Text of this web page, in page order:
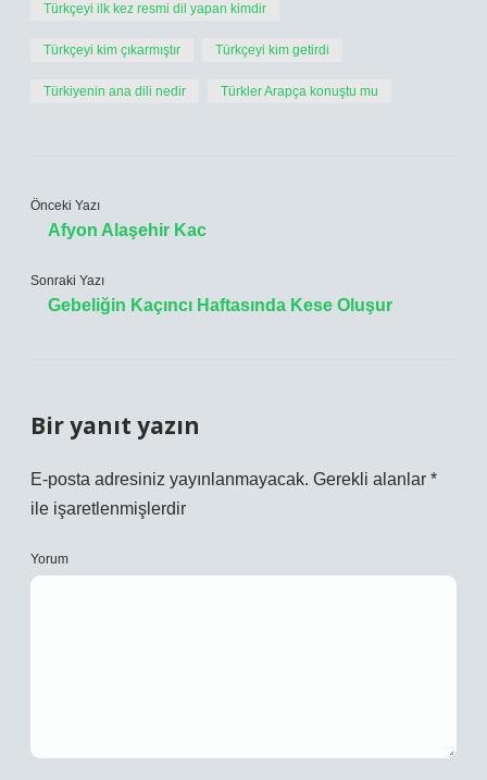
Türkçeyi ilk kez resmi dil yapan kimdir
Türkçeyi kim çıkarmıştır Türkçeyi kim getirdi
Türkiyenin ana dili nedir Türkler Arapça konuştu mu
Önceki Yazı
Afyon Alaşehir Kac
Sonraki Yazı
Gebeliğin Kaçıncı Haftasında Kese Oluşur
Bir yanıt yazın
E-posta adresiniz yayınlanmayacak. Gerekli alanlar *
ile işaretlenmişlerdir
Yorum